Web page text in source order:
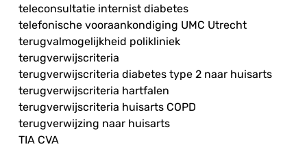
teleconsultatie internist diabetes
telefonische vooraankondiging UMC Utrecht
terugvalmogelijkheid polikliniek
terugverwijscriteria
terugverwijscriteria diabetes type 2 naar huisarts
terugverwijscriteria hartfalen
terugverwijscriteria huisarts COPD
terugverwijzing naar huisarts
TIA CVA